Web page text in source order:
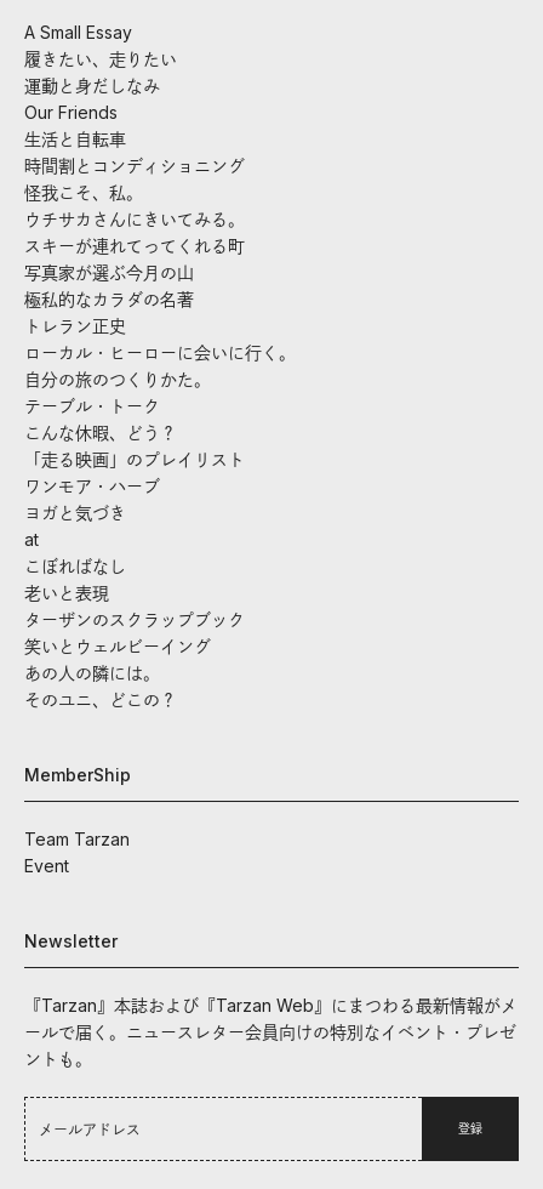
A Small Essay
履きたい、走りたい
運動と身だしなみ
Our Friends
生活と自転車
時間割とコンディショニング
怪我こそ、私。
ウチサカさんにきいてみる。
スキーが連れてってくれる町
写真家が選ぶ今月の山
極私的なカラダの名著
トレラン正史
ローカル・ヒーローに会いに行く。
自分の旅のつくりかた。
テーブル・トーク
こんな休暇、どう？
「走る映画」のプレイリスト
ワンモア・ハーブ
ヨガと気づき
at
こぼればなし
老いと表現
ターザンのスクラップブック
笑いとウェルビーイング
あの人の隣には。
そのユニ、どこの？
MemberShip
Team Tarzan
Event
Newsletter
『Tarzan』本誌および『Tarzan Web』にまつわる最新情報がメ
ールで届く。ニュースレター会員向けの特別なイベント・プレゼ
ントも。
登録